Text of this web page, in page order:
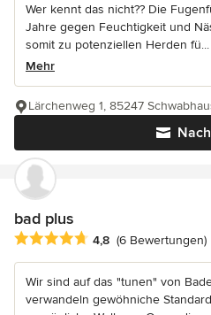
Wer kennt das nicht?? Die
Jahre gegen Feuchtigkeit und
somit zu potenziellen Herden fü...
Mehr
Lärchenweg 1, 85247
bad plus
Durchschnittliche Bewertung:
4,8 (6 Bewertungen)
Wir sind auf das "tunen" von
verwandeln gewöhniche